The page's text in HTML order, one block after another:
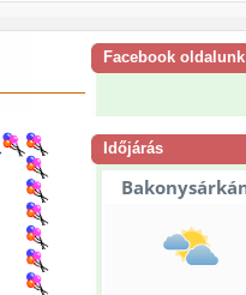
Facebook oldalunk
Időjárás